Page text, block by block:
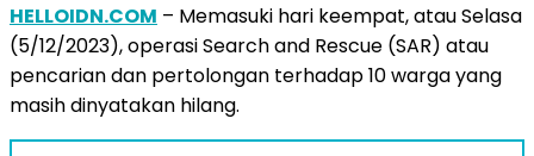
HELLOIDN.COM – Memasuki hari keempat, atau Selasa
(5/12/2023), operasi Search and Rescue (SAR) atau
pencarian dan pertolongan terhadap 10 warga yang
masih dinyatakan hilang.